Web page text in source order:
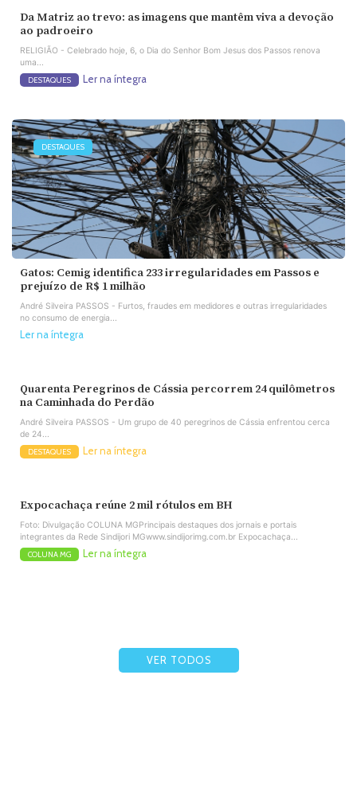
Da Matriz ao trevo: as imagens que mantêm viva a devoção
ao padroeiro
RELIGIÃO - Celebrado hoje, 6, o Dia do Senhor Bom Jesus dos Passos renova
uma...
DESTAQUES Ler na íntegra
DESTAQUES
Gatos: Cemig identifica 233 irregularidades em Passos e
prejuízo de R$ 1 milhão
André Silveira PASSOS - Furtos, fraudes em medidores e outras irregularidades
no consumo de energia...
Ler na íntegra
Quarenta Peregrinos de Cássia percorrem 24 quilômetros
na Caminhada do Perdão
André Silveira PASSOS - Um grupo de 40 peregrinos de Cássia enfrentou cerca
de 24...
DESTAQUES Ler na íntegra
Expocachaça reúne 2 mil rótulos em BH
Foto: Divulgação COLUNA MGPrincipais destaques dos jornais e portais
integrantes da Rede Sindijori MGwww.sindijorimg.com.br Expocachaça...
COLUNA MG Ler na íntegra
VER TODOS